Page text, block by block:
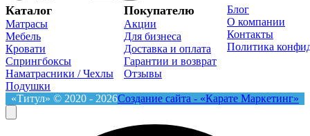
Каталог
Матрасы
Мебель
Кровати
Спрингбоксы
Наматрасники / Чехлы
Подушки
Покупателю
Акции
Для бизнеса
Доставка и оплата
Гарантии и возврат
Отзывы
Блог
О компании
Контакты
Политика
«Титул» © 2020 - 2026Создание сайта - «Карате Маркетинг»